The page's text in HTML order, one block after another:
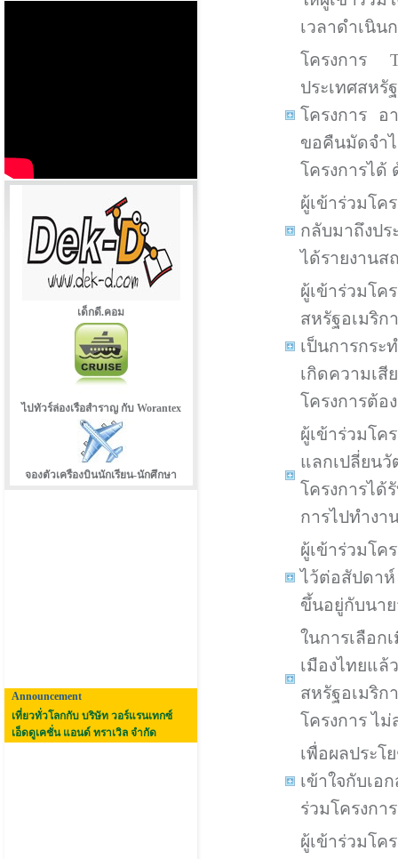
เด็กดี.คอม
ไปทัวร์ล่องเรือสำราญ กับ Worantex
จองตัวเครืองบินนักเรียน-นักศึกษา
Announcement
เที่ยวทั่วโลกกับ บริษัท วอร์แรนเทกซ์
เอ็ดดูเคชั่น แอนด์ ทราเวิล จำกัด
เวลาดำเนิน
โครงการ
ประเทศสห
โครงการ อ
ขอคืนมัดจำ
โครงการได้
ผู้เข้าร่วมโค
กลับมาถึงป
ได้รายงานส
ผู้เข้าร่วม
สหรัฐอเมริ
เป็นการกร
เกิดความเ
โครงการต้อ
ผู้เข้าร่วมโ
แลกเปลี่ยน
โครงการไ
การไปทำงา
ผู้เข้าร่วมโ
ไว้ต่อสัปดา
ขึ้นอยู่กับนา
ในการเลือก
เมืองไทยแ
สหรัฐอเมริ
โครงการ ไ
เพื่อผลประ
เข้าใจกับเอ
ร่วมโครงกา
ผู้เข้าร่วมโค